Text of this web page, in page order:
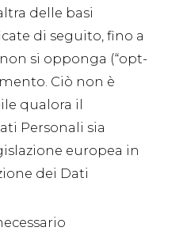
delle basi
di seguito, fino a
si opponga (“opt-
Ciò non è
qualora il
Personali sia
europea in
dei Dati